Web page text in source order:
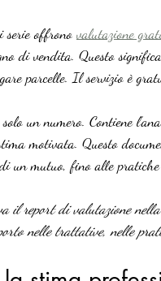
serie offrono valutazione
di vendita. Questo
parcelle. Il servizio è
un numero. Contiene
motivata. Questo
un mutuo, fino alle pratiche
il report di valutazione
nelle trattative, nelle